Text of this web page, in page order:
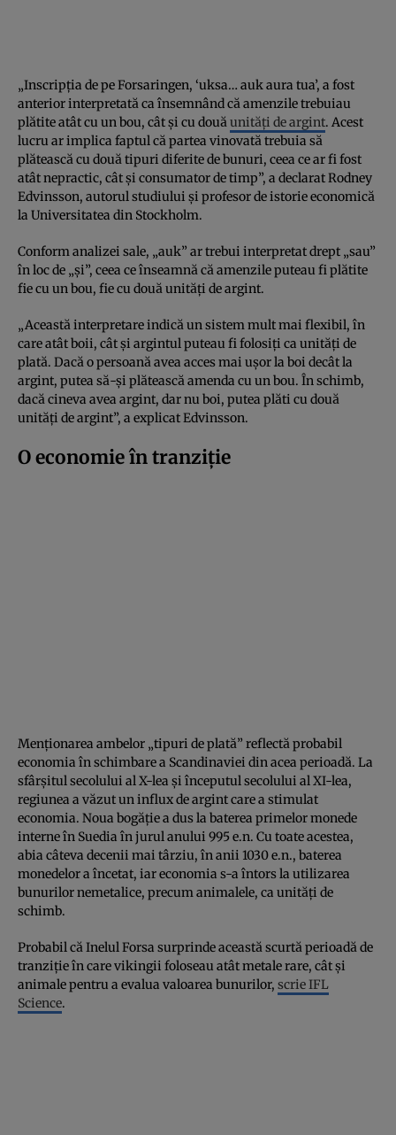
„Inscripția de pe Forsaringen, ‘uksa… auk aura tua’, a fost
anterior interpretată ca însemnând că amenzile trebuiau
plătite atât cu un bou, cât și cu douăunități de argint. Acest
lucru ar implica faptul că partea vinovată trebuia să
plătească cu două tipuri diferite de bunuri, ceea ce ar fi fost
atât nepractic, cât și consumator de timp”, a declarat Rodney
Edvinsson, autorul studiului și profesor de istorie economică
la Universitatea din Stockholm.
Conform analizei sale, „auk” ar trebui interpretat drept „sau”
în loc de „și”, ceea ce înseamnă că amenzile puteau fi plătite
fie cu un bou, fie cu două unități de argint.
„Această interpretare indică un sistem mult mai flexibil, în
care atât boii, cât și argintul puteau fi folosiți ca unități de
plată. Dacă o persoană avea acces mai ușor la boi decât la
argint, putea să-și plătească amenda cu un bou. În schimb,
dacă cineva avea argint, dar nu boi, putea plăti cu două
unități de argint”, a explicat Edvinsson.
O economie în tranziție
Menționarea ambelor „tipuri de plată” reflectă probabil
economia în schimbare a Scandinaviei din acea perioadă. La
sfârșitul secolului al X-lea și începutul secolului al XI-lea,
regiunea a văzut un influx de argint care a stimulat
economia. Noua bogăție a dus la baterea primelor monede
interne în Suedia în jurul anului 995 e.n. Cu toate acestea,
abia câteva decenii mai târziu, în anii 1030 e.n., baterea
monedelor a încetat, iar economia s-a întors la utilizarea
bunurilor nemetalice, precum animalele, ca unități de
schimb.
Probabil că Inelul Forsa surprinde această scurtă perioadă de
tranziție în care vikingii foloseau atât metale rare, cât și
animale pentru a evalua valoarea bunurilor, scrie IFL
Science.